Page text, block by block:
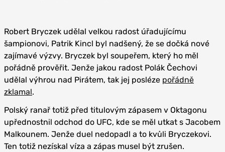
Robert Bryczek udělal velkou radost úřadujícímu
šampionovi, Patrik Kincl byl nadšený, že se dočká nové
zajímavé výzvy. Bryczek byl soupeřem, který ho měl
pořádně prověřit. Jenže jakou radost Polák Čechovi
udělal výhrou nad Pirátem, tak jej posléze pořádně
zklamal.
Polský ranař totiž před titulovým zápasem v Oktagonu
upřednostnil odchod do UFC, kde se měl utkat s Jacobem
Malkounem. Jenže duel nedopadl a to kvůli Bryczekovi.
Ten totiž nezískal víza a zápas musel být zrušen.